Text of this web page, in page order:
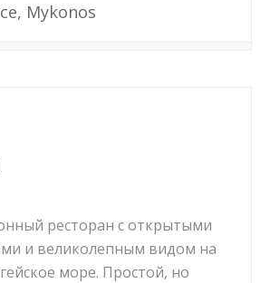
Mykonos
ресторан с открытыми
и великолепным видом на
море. Простой, но